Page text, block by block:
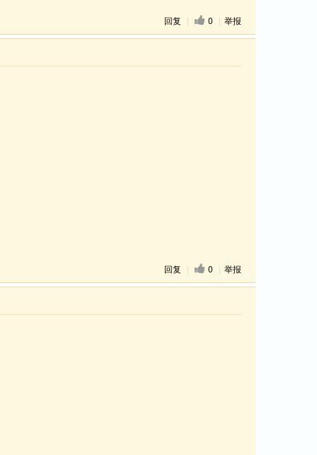
回复 | 0 | 举报
回复 | 0 | 举报